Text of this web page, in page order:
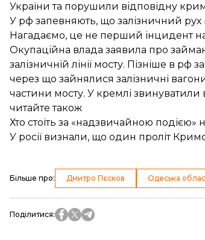
України та порушили відповідну
У рф запевняють, що залізничний рух
Нагадаємо, це не перший інцидент
Окупаційна влада заявила про
залізничній лінії мосту. Пізніше в рф
через що зайнялися залізничні
частини мосту. У кремлі звинуватили
читайте також
Хто стоїть за «надзвичайною подією»
У росії визнали, що один проліт
Більше про: Дмитро Пєсков Одеська
Поділитися: